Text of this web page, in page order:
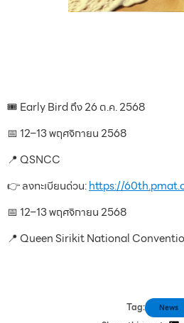
🎟️ Early Bird ถึง 26 ต.ค. 2568
📅 12–13 พฤศจิกายน 2568
📍 QSNCC
👉 ลงทะเบียนด่วน:https://
📅 12–13 พฤศจิกายน 2568
📍 Queen Sirikit National
Tag: News